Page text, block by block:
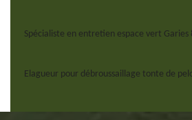
Spécialiste en entretien espace vert Garies
Elagueur pour débroussaillage tonte de